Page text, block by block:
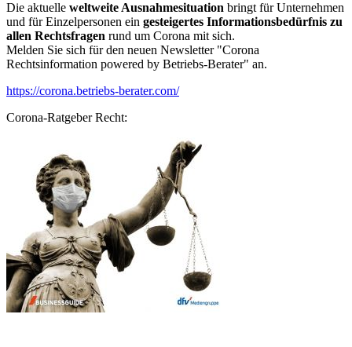
Die aktuelle weltweite Ausnahmesituation bringt für Unternehmen
und für Einzelpersonen ein gesteigertes Informationsbedürfnis zu
allen Rechtsfragen rund um Corona mit sich.
Melden Sie sich für den neuen Newsletter "Corona
Rechtsinformation powered by Betriebs-Berater" an.
https://corona.betriebs-berater.com/
Corona-Ratgeber Recht: